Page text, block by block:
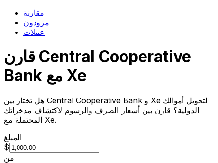
مقارنة
مزودون
عملات
قارن Central Cooperative
Bank مع Xe
هل تختار بين Central Cooperative Bank و Xe لتحويل أموالك
الدولية؟ قارن بين أسعار الصرف والرسوم لاكتشاف مدخراتك
المحتملة مع Xe.
المبلغ
$
من